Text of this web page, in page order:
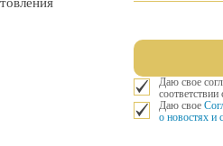
Даю свое
соответствии
Даю свое
о новостях и